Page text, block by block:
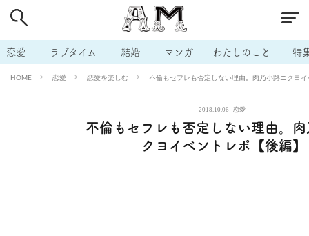
恋愛 ラブタイム 結婚 マンガ わたしのこと 特
HOME 恋愛 恋愛を楽しむ 不倫もセフレも否定しない理由。肉乃小路ニクヨ
2018.10.06 恋愛
不倫もセフレも否定しない理由。
クヨイベントレポ【後編】
# 男の本音 # セフレ # 不倫
# 出会う方法 # マッチングアプリ # ラブグッズ # 体の相